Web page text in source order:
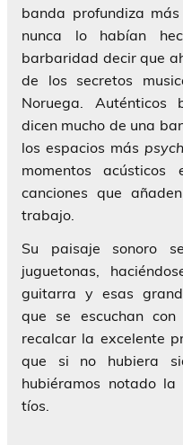
banda profundiza
nunca lo habían
barbaridad decir que
de los secretos
Noruega. Auténticos
dicen mucho de una
los espacios más psych
momentos
canciones que
trabajo.
Su paisaje sonoro
juguetonas,
guitarra y esas
que se escuchan
recalcar la excelente
que si no hubiera
hubiéramos notado
tíos.